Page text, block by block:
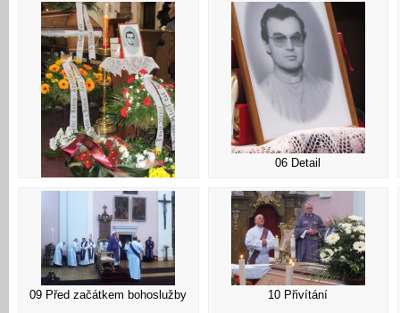
02 Parte
05 Fotka
06 Detail
09 Před začátkem bohoslužby 10 Přivítání